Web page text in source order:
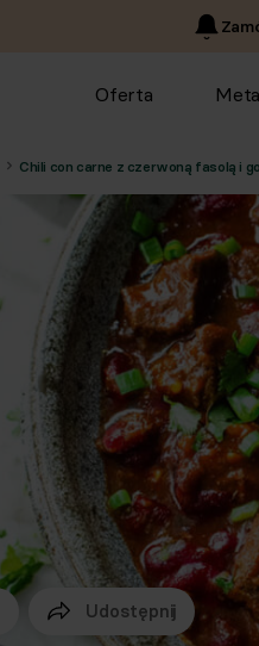
Oferta
Chili con carne z czerwoną fasolą i
Udostępnij